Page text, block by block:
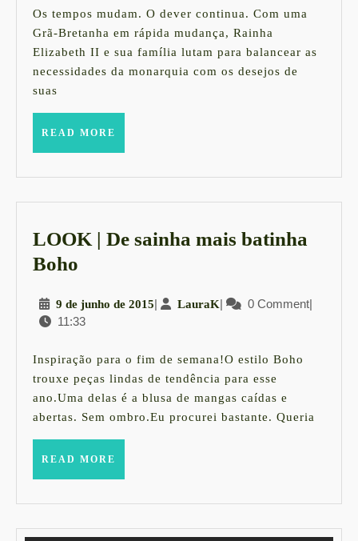
terceira
temporada
de
The
de
2019
Os tempos mudam. O dever continua. Com uma
Grã-Bretanha em rápida mudança, Rainha
Elizabeth II e sua família lutam para balancear as
necessidades da monarquia com os desejos de
suas
READ MORE
LOOK | De sainha mais batinha
Boho
De
mais
batinha
Boho
9 de junho de 20159
de
2015
| LauraKLauraK
| 0 Comment|
11:33
Inspiração para o fim de semana!O estilo Boho
trouxe peças lindas de tendência para esse
ano.Uma delas é a blusa de mangas caídas e
abertas. Sem ombro.Eu procurei bastante. Queria
READ MORE